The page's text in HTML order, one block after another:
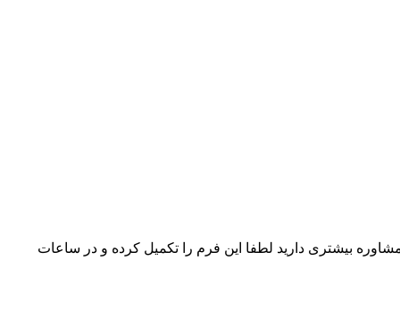
بیشتری دارید لطفا این فرم را تکمیل کرده و در ساعات